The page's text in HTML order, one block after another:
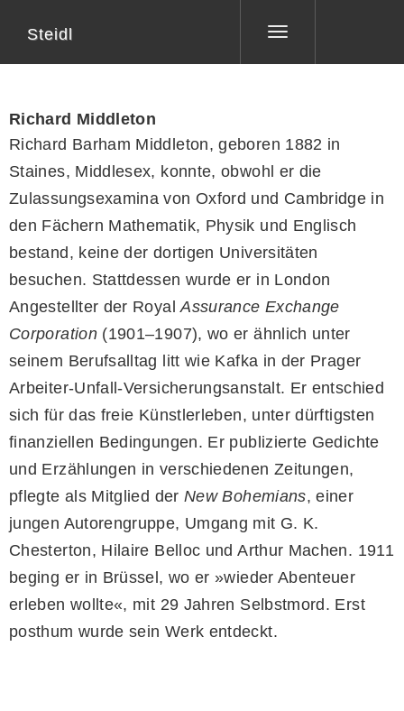
Toggle
Steidl
Richard Middleton
Richard Barham Middleton, geboren 1882 in
Staines, Middlesex, konnte, obwohl er die
Zulassungsexamina von Oxford und Cambridge in
den Fächern Mathematik, Physik und Englisch
bestand, keine der dortigen Universitäten
besuchen. Stattdessen wurde er in London
Angestellter der RoyalAssurance Exchange
Corporation(1901–1907), wo er ähnlich unter
seinem Berufsalltag litt wie Kafka in der Prager
Arbeiter-Unfall-Versicherungsanstalt. Er entschied
sich für das freie Künstlerleben, unter dürftigsten
finanziellen Bedingungen. Er publizierte Gedichte
und Erzählungen in verschiedenen Zeitungen,
pflegte als Mitglied der New Bohemians, einer
jungen Autorengruppe, Umgang mit G. K.
Chesterton, Hilaire Belloc und Arthur Machen. 1911
beging er in Brüssel, wo er »wieder Abenteuer
erleben wollte«, mit 29 Jahren Selbstmord. Erst
posthum wurde sein Werk entdeckt.